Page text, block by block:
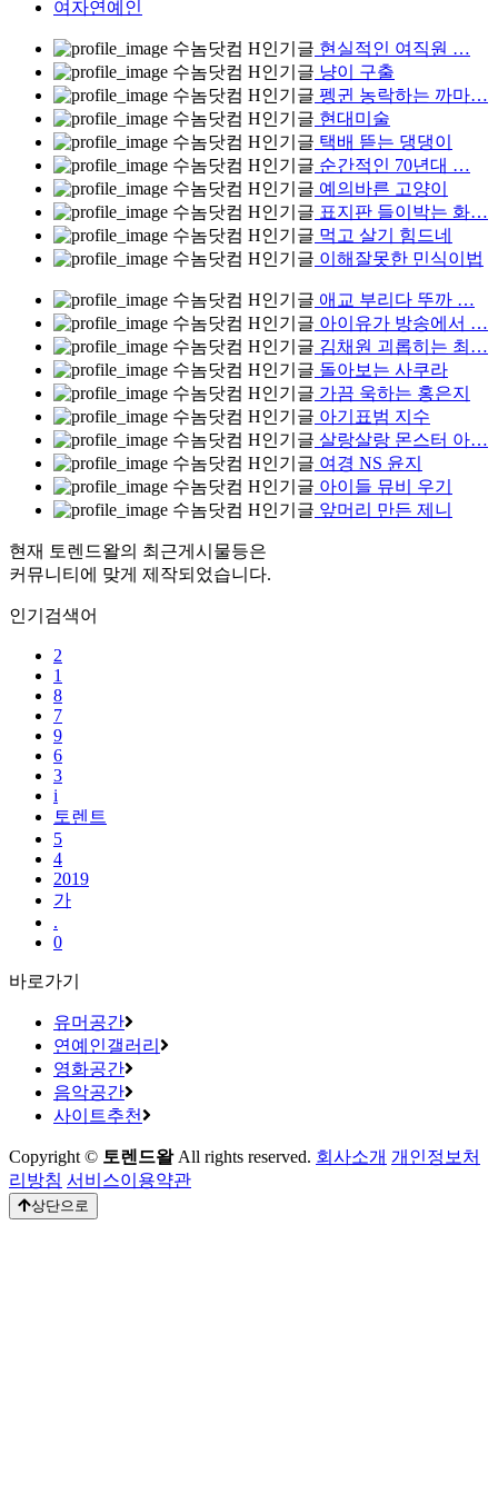
여자연예인
수놈닷컴 H인기글 현실적인 여직원 …
수놈닷컴 H인기글 냥이 구출
수놈닷컴 H인기글 펭귄 농락하는 까마…
수놈닷컴 H인기글 현대미술
수놈닷컴 H인기글 택배 뜯는 댕댕이
수놈닷컴 H인기글 순간적인 70년대 …
수놈닷컴 H인기글 예의바른 고양이
수놈닷컴 H인기글 표지판 들이박는 화…
수놈닷컴 H인기글 먹고 살기 힘드네
수놈닷컴 H인기글 이해잘못한 민식이법
수놈닷컴 H인기글 애교 부리다 뚜까 …
수놈닷컴 H인기글 아이유가 방송에서 …
수놈닷컴 H인기글 김채원 괴롭히는 최…
수놈닷컴 H인기글 돌아보는 사쿠라
수놈닷컴 H인기글 가끔 욱하는 홍은지
수놈닷컴 H인기글 아기표범 지수
수놈닷컴 H인기글 살랑살랑 몬스터 아…
수놈닷컴 H인기글 여경 NS 윤지
수놈닷컴 H인기글 아이들 뮤비 우기
수놈닷컴 H인기글 앞머리 만든 제니
현재 토렌드왈의 최근게시물등은
커뮤니티에 맞게 제작되었습니다.
인기검색어
2
1
8
7
9
6
3
i
토렌트
5
4
2019
가
.
0
바로가기
유머공간
연예인갤러리
영화공간
음악공간
사이트추천
Copyright © 토렌드왈All rights reserved. 회사소개 개인정보처
리방침 서비스이용약관
상단으로